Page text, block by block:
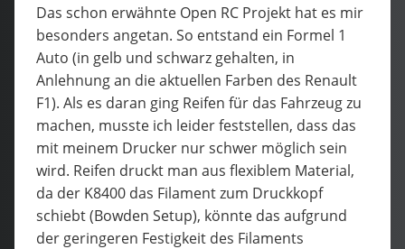
Das schon erwähnte Open RC Projekt hat es mir
besonders angetan. So entstand ein Formel 1
Auto (in gelb und schwarz gehalten, in
Anlehnung an die aktuellen Farben des Renault
F1). Als es daran ging Reifen für das Fahrzeug zu
machen, musste ich leider feststellen, dass das
mit meinem Drucker nur schwer möglich sein
wird. Reifen druckt man aus flexiblem Material,
da der K8400 das Filament zum Druckkopf
schiebt (Bowden Setup), könnte das aufgrund
der geringeren Festigkeit des Filaments